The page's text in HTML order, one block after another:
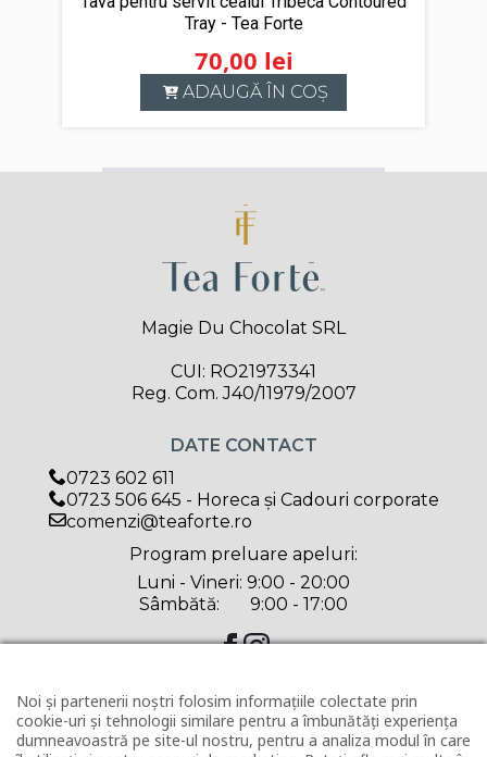
Tray - Tea Forte
70,00 lei
ADAUGĂ ÎN COȘ
Magie Du Chocolat SRL
CUI: RO21973341
Reg. Com. J40/11979/2007
CATEGORII PRODUSE
Ceai
Ceai ECO
DATE CONTACT
0723 602 611
0723 506 645 - Horeca și Cadouri corporate
comenzi@teaforte.ro
Program preluare apeluri:
Luni - Vineri: 9:00 - 20:00
Sâmbătă: 9:00 - 17:00
Noi și partenerii noștri folosim informațiile colectate prin
cookie-uri și tehnologii similare pentru a îmbunătăți experiența
dumneavoastră pe site-ul nostru, pentru a analiza modul în care